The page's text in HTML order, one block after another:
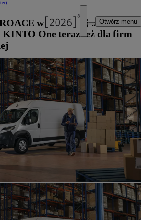
Otwórz menu
w specjalnej ofercie
One teraz też dla firm